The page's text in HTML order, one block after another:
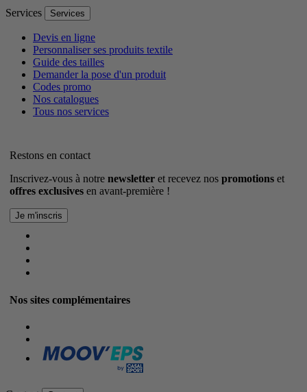
Services Services
Devis en ligne
Personnaliser ses produits textile
Guide des tailles
Demander la pose d'un produit
Codes promo
Nos catalogues
Tous nos services
Restons en contact
Inscrivez-vous à notre newsletter et recevez nos promotions et
offres exclusives en avant-première !
Nos sites complémentaires